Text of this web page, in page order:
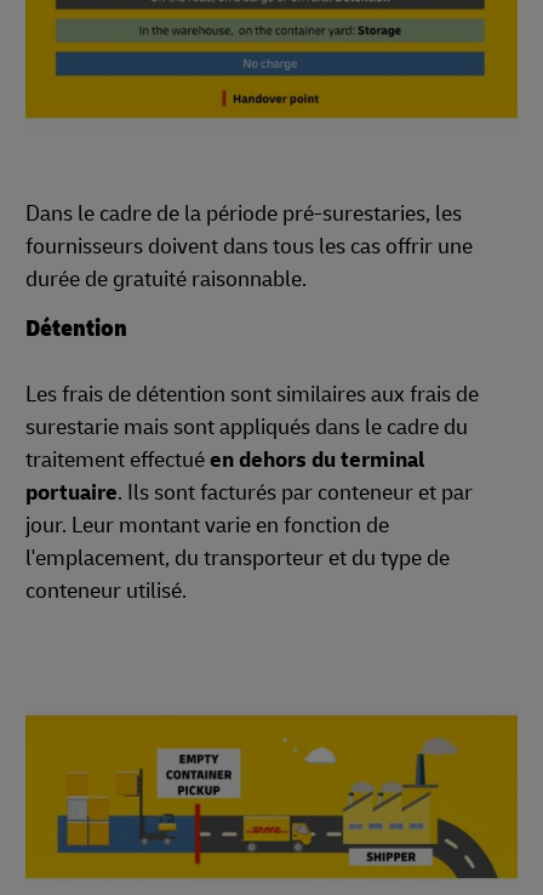
Dans le cadre de la période pré-surestaries, les
fournisseurs doivent dans tous les cas offrir une
durée de gratuité raisonnable.
Détention
Les frais de détention sont similaires aux frais de
surestarie mais sont appliqués dans le cadre du
traitement effectuéen dehors du terminal
portuaire. Ils sont facturés par conteneur et par
jour. Leur montant varie en fonction de
l'emplacement, du transporteur et du type de
conteneur utilisé.